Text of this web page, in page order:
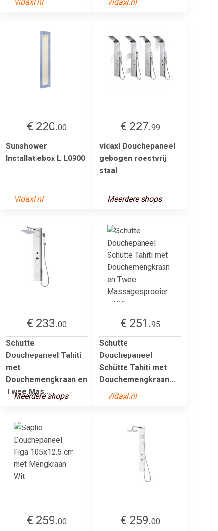
Vidaxl.nl Vidaxl.nl
€ 220.00
Sunshower
Installatiebox L L0900
Vidaxl.nl
€ 227.99
vidaxl Douchepaneel
gebogen roestvrij
staal
Meerdere shops
€ 233.00
Schutte
Douchepaneel Tahiti
met
Douchemengkraan en
Twee Mas...
Meerdere shops
€ 251.95
Schutte
Douchepaneel
Schütte Tahiti met
Douchemengkraan...
Vidaxl.nl
€ 259.00
€ 259.00